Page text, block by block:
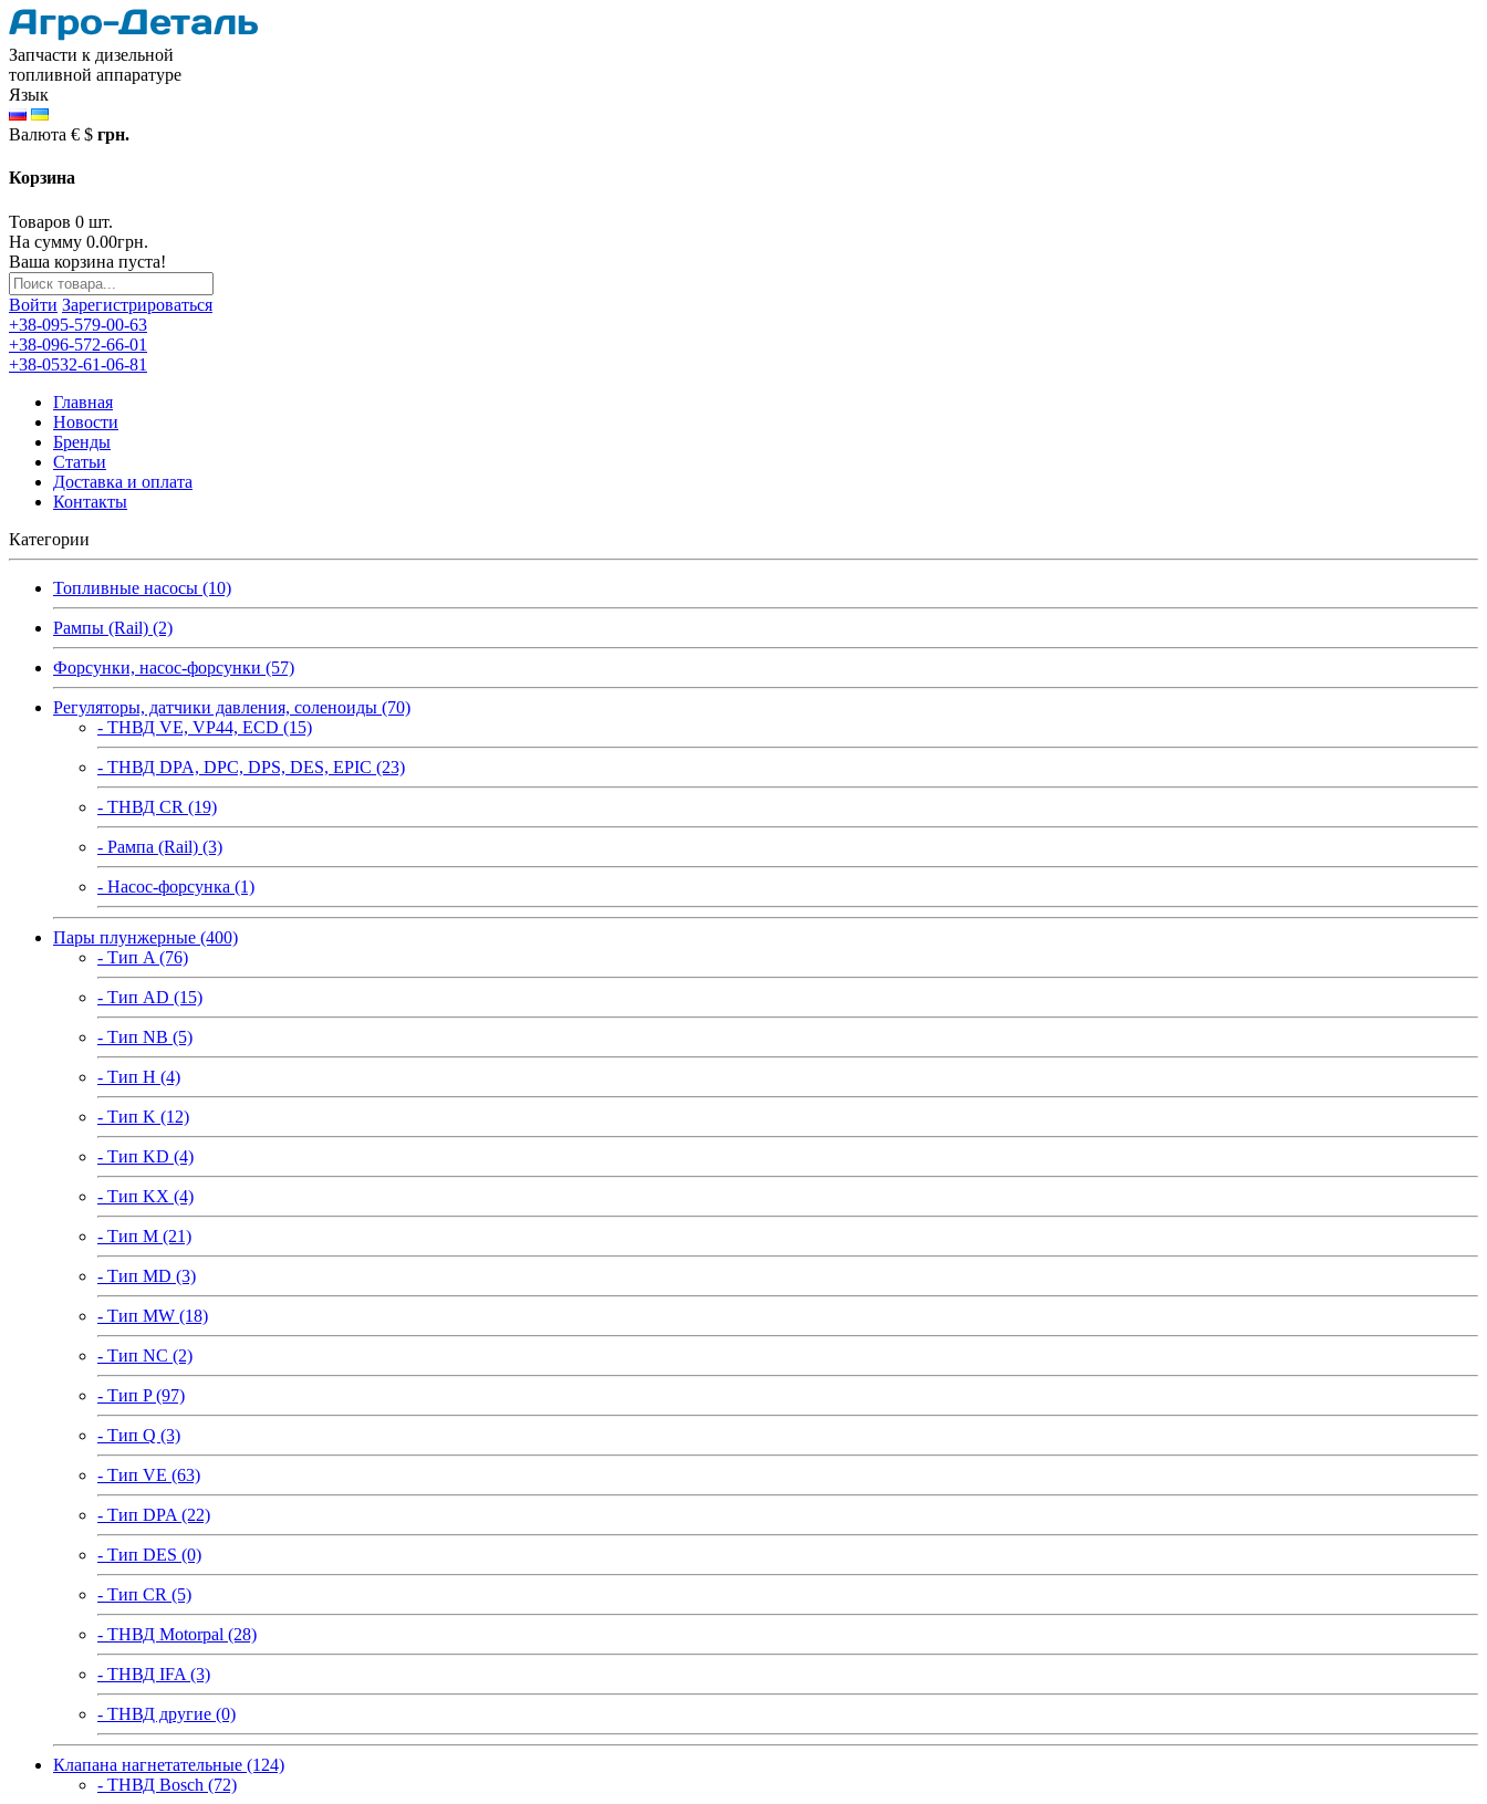
Запчасти к дизельной
топливной аппаратуре
Язык
Валюта € $ грн.
Корзина
Товаров 0 шт.
На сумму 0.00грн.
Ваша корзина пуста!
Войти Зарегистрироваться
+38-095-579-00-63
+38-096-572-66-01
+38-0532-61-06-81
Главная
Новости
Бренды
Статьи
Доставка и оплата
Контакты
Категории
Топливные насосы (10)
Рампы (Rail) (2)
Форсунки, насос-форсунки (57)
Регуляторы, датчики давления, соленоиды (70)
- ТНВД VE, VP44, ECD (15)
- ТНВД DPA, DPC, DPS, DES, EPIC (23)
- ТНВД CR (19)
- Рампа (Rail) (3)
- Насос-форсунка (1)
Пары плунжерные (400)
- Тип A (76)
- Тип AD (15)
- Тип NB (5)
- Тип H (4)
- Тип K (12)
- Тип KD (4)
- Тип KX (4)
- Тип M (21)
- Тип MD (3)
- Тип MW (18)
- Тип NC (2)
- Тип P (97)
- Тип Q (3)
- Тип VE (63)
- Тип DPA (22)
- Тип DES (0)
- Тип CR (5)
- ТНВД Motorpal (28)
- ТНВД IFA (3)
- ТНВД другие (0)
Клапана нагнетательные (124)
- ТНВД Bosch (72)